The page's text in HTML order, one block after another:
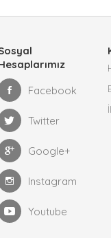
Facebook
Twitter
Google+
Instagram
Youtube